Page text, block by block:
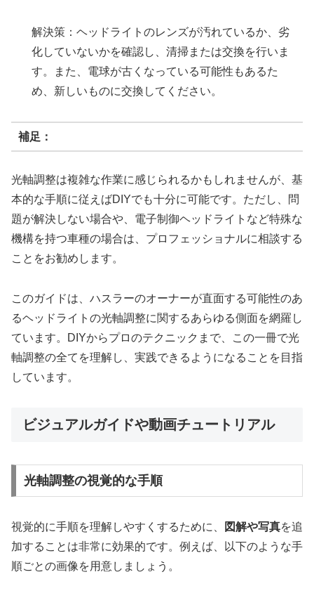
解決策：ヘッドライトのレンズが汚れているか、劣
化していないかを確認し、清掃または交換を行いま
す。また、電球が古くなっている可能性もあるた
め、新しいものに交換してください。
補足：
光軸調整は複雑な作業に感じられるかもしれませんが、基
本的な手順に従えばDIYでも十分に可能です。ただし、問
題が解決しない場合や、電子制御ヘッドライトなど特殊な
機構を持つ車種の場合は、プロフェッショナルに相談する
ことをお勧めします。
このガイドは、ハスラーのオーナーが直面する可能性のあ
るヘッドライトの光軸調整に関するあらゆる側面を網羅し
ています。DIYからプロのテクニックまで、この一冊で光
軸調整の全てを理解し、実践できるようになることを目指
しています。
ビジュアルガイドや動画チュートリアル
光軸調整の視覚的な手順
視覚的に手順を理解しやすくするために、 図解や写真を追
加することは非常に効果的です。例えば、以下のような手
順ごとの画像を用意しましょう。